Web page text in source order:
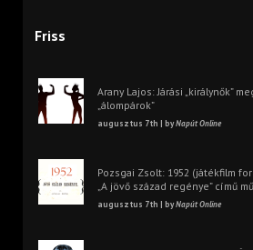
Friss
Arany Lajos: Járási „királynők”
„álompárok”
augusztus 7th | byNapút Online
Pozsgai Zsolt: 1952 (játékfilm
„A jövő század regénye” című
augusztus 7th | byNapút Online